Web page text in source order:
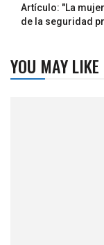
Artículo: "La
de la seguridad
YOU MAY LIKE